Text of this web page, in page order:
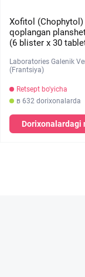
Xofitol
qoplangan
(6 blister х 30
Laboratories Galenik
(Frantsiya)
Retsept bo'yicha
в 632 dorixonalarda
Dorixonalardagi